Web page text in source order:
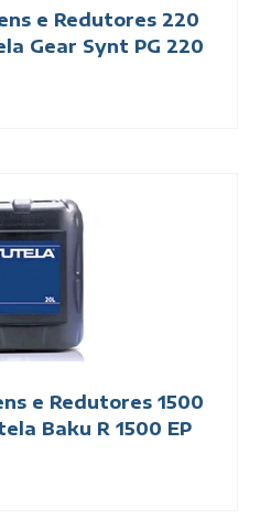
e Redutores 220
Gear Synt PG 220
e Redutores 1500
Baku R 1500 EP